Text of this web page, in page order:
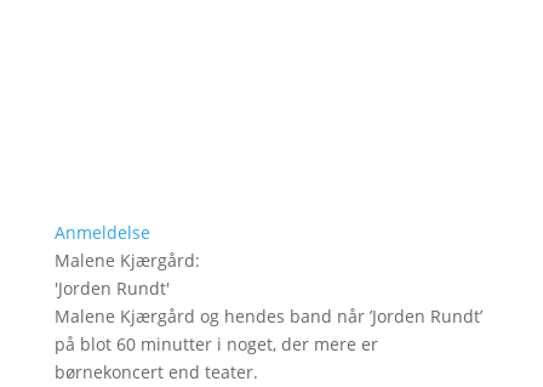
Anmeldelse
Malene Kjærgård:
'Jorden Rundt'
Malene Kjærgård og hendes band når ’Jorden Rundt’
på blot 60 minutter i noget, der mere er
børnekoncert end teater.